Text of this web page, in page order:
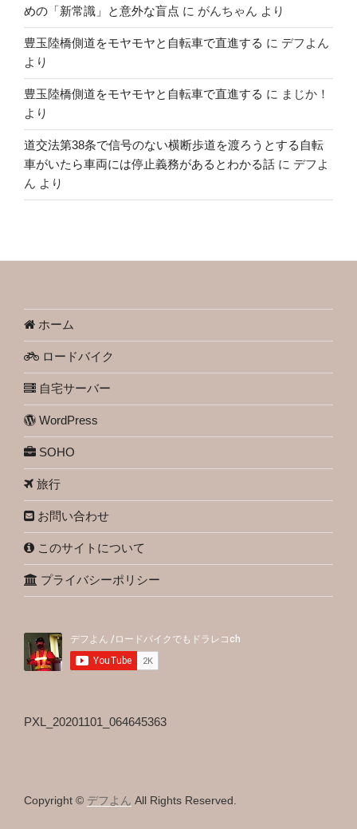
めの「新常識」と意外な盲点 に がんちゃん より
豊玉陸橋側道をモヤモヤと自転車で直進する に デフよん
より
豊玉陸橋側道をモヤモヤと自転車で直進する に まじか！
より
道交法第38条で信号のない横断歩道を渡ろうとする自転
車がいたら車両には停止義務があるとわかる話 に デフよ
ん より
ホーム
ロードバイク
自宅サーバー
WordPress
SOHO
旅行
お問い合わせ
このサイトについて
プライバシーポリシー
PXL_20201101_064645363
Copyright © デフよん All Rights Reserved.